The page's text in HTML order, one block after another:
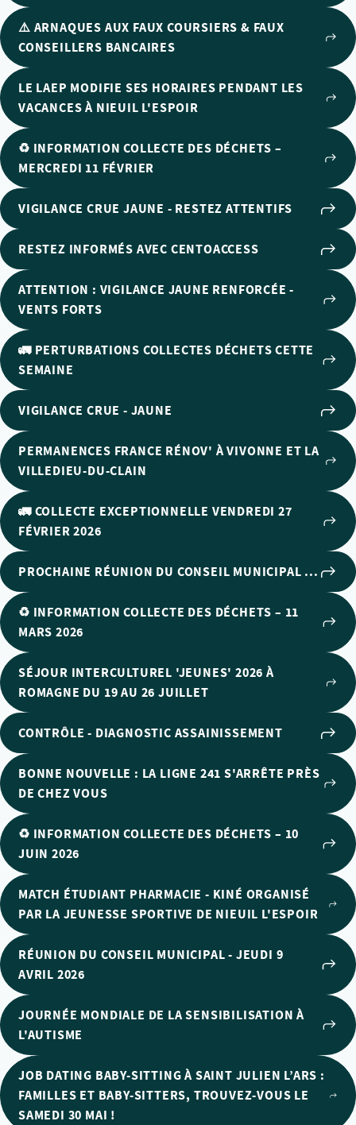
⚠️ ARNAQUES AUX FAUX COURSIERS & FAUX
CONSEILLERS BANCAIRES
LE LAEP MODIFIE SES HORAIRES PENDANT LES
VACANCES À NIEUIL L'ESPOIR
♻️ INFORMATION COLLECTE DES DÉCHETS –
MERCREDI 11 FÉVRIER
VIGILANCE CRUE JAUNE - RESTEZ ATTENTIFS
RESTEZ INFORMÉS AVEC CENTOACCESS
ATTENTION : VIGILANCE JAUNE RENFORCÉE -
VENTS FORTS
🚛 PERTURBATIONS COLLECTES DÉCHETS CETTE
SEMAINE
VIGILANCE CRUE - JAUNE
PERMANENCES FRANCE RÉNOV' À VIVONNE ET LA
VILLEDIEU-DU-CLAIN
🚛 COLLECTE EXCEPTIONNELLE VENDREDI 27
FÉVRIER 2026
PROCHAINE RÉUNION DU CONSEIL MUNICIPAL ...
♻️ INFORMATION COLLECTE DES DÉCHETS – 11
MARS 2026
SÉJOUR INTERCULTUREL 'JEUNES' 2026 À
ROMAGNE DU 19 AU 26 JUILLET
CONTRÔLE - DIAGNOSTIC ASSAINISSEMENT
BONNE NOUVELLE : LA LIGNE 241 S'ARRÊTE PRÈS
DE CHEZ VOUS
♻️ INFORMATION COLLECTE DES DÉCHETS – 10
JUIN 2026
MATCH ÉTUDIANT PHARMACIE - KINÉ ORGANISÉ
PAR LA JEUNESSE SPORTIVE DE NIEUIL L'ESPOIR
RÉUNION DU CONSEIL MUNICIPAL - JEUDI 9
AVRIL 2026
JOURNÉE MONDIALE DE LA SENSIBILISATION À
L'AUTISME
JOB DATING BABY-SITTING À SAINT JULIEN L’ARS :
FAMILLES ET BABY-SITTERS, TROUVEZ-VOUS LE
SAMEDI 30 MAI !